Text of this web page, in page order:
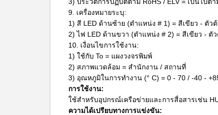
9. เครื่องหมายระบุ:
1) สี LED ด้านซ้าย (ตำแหน่ง # 1) = สีเขียว - ตัว
2) ไฟ LED ด้านขวา (ตำแหน่ง # 2) = สีเขียว - ตั
10. เงื่อนไขการใช้งาน:
1) ใช้กับ To = แผงวงจรพิมพ์
2) สภาพแวดล้อม = สำนักงาน / สถานที่
3) อุณหภูมิในการทำงาน (° C) = 0 - 70 / -40 -
การใช้งาน:
ใช้สำหรับอุปกรณ์เครือข่ายและการสื่อสารเช่น
ความได้เปรียบทางการแข่งขัน: